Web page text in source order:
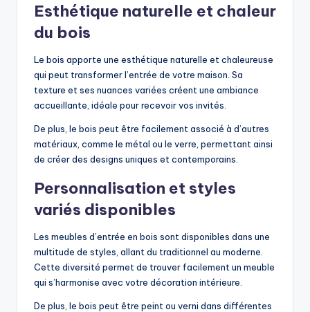
Esthétique naturelle et chaleur
du bois
Le bois apporte une esthétique naturelle et chaleureuse
qui peut transformer l’entrée de votre maison. Sa
texture et ses nuances variées créent une ambiance
accueillante, idéale pour recevoir vos invités.
De plus, le bois peut être facilement associé à d’autres
matériaux, comme le métal ou le verre, permettant ainsi
de créer des designs uniques et contemporains.
Personnalisation et styles
variés disponibles
Les meubles d’entrée en bois sont disponibles dans une
multitude de styles, allant du traditionnel au moderne.
Cette diversité permet de trouver facilement un meuble
qui s’harmonise avec votre décoration intérieure.
De plus, le bois peut être peint ou verni dans différentes